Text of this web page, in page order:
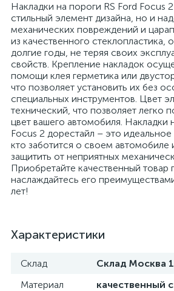
Накладки на пороги RS Ford Focus
стильный элемент дизайна, но и
механических повреждений и
из качественного стеклопластика,
долгие годы, не теряя своих
свойств. Крепление накладок
помощи клея герметика или
что позволяет установить их без
специальных инструментов. Цвет
технический, что позволяет легко
цвет вашего автомобиля. Накладки
Focus 2 дорестайл – это
кто заботится о своем автомобиле
защитить от неприятных
Приобретайте качественный товар
наслаждайтесь его
лет!
Характеристики
Склад
Склад Москва 1
Материал
качественный